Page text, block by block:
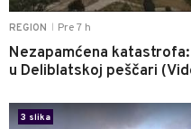
REGION Pre 7 h
Nezapamćena
u Deliblatskoj peščari
3 slika